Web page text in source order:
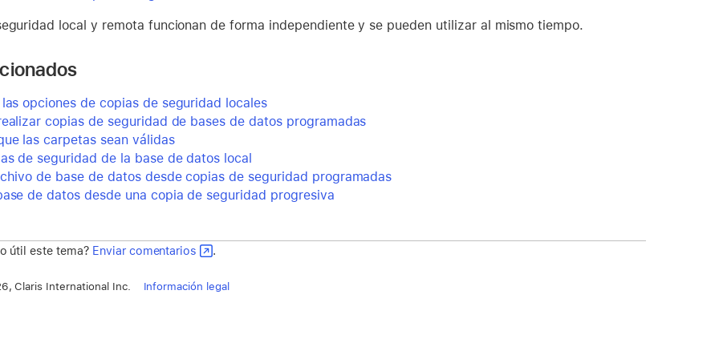
local y remota funcionan de forma independiente y se pueden utilizar al mismo tiempo.
opciones de copias de seguridad locales
copias de seguridad de bases de datos programadas
las carpetas sean válidas
de seguridad de la base de datos local
de base de datos desde copias de seguridad programadas
de datos desde una copia de seguridad progresiva
útil este tema? Enviar comentarios .
Claris International Inc. Información legal